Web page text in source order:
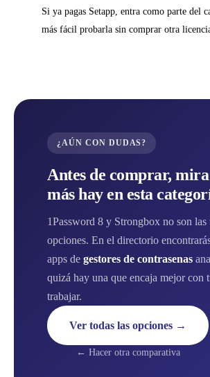
Si ya pagas Setapp, entra como parte del
más fácil probarla sin comprar otra
¿AÚN CON DUDAS?
Antes de comprar,
más hay en esta
1Password 8 y Strongbox no son las
opciones. En el directorio
apps de gestores de contrasenas
quizá hay una que encaja mejor con
trabajar.
Ver todas las opciones →
← Hacer otra comparativa